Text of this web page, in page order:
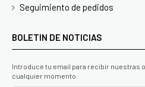
Seguimiento de pedidos
BOLETIN DE NOTICIAS
Introduce tu email para recibir nuestras
cualquier momento.